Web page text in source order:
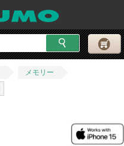
メモリー